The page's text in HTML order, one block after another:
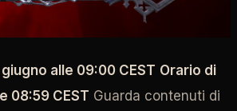
alle 09:00 CEST Orario di
08:59 CEST Guarda contenuti di